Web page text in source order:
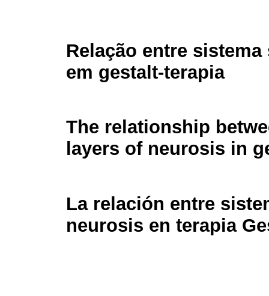
Relação entre
em gestalt-terapia
The relationship
layers of neurosis in
La relación entre
neurosis en terapia